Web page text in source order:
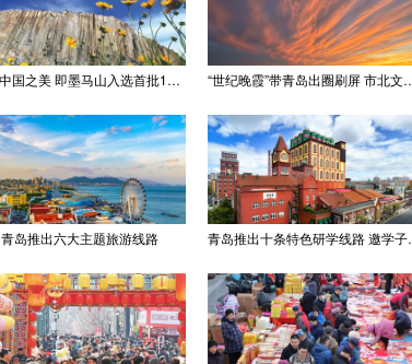
代表中国之美 即墨马山入选首批100处“美丽中国打卡点” “世纪晚霞”带青岛出
青岛推出六大主题旅游线路 青岛推出